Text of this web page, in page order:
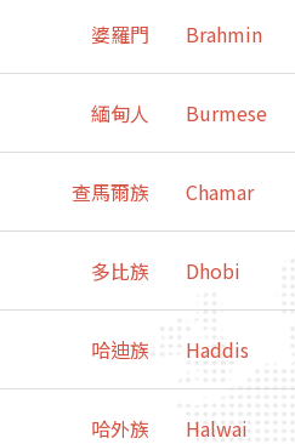
婆羅門 Brahmin
緬甸人 Burmese
查馬爾族 Chamar
多比族 Dhobi
哈迪族 Haddis
哈外族 Halwai